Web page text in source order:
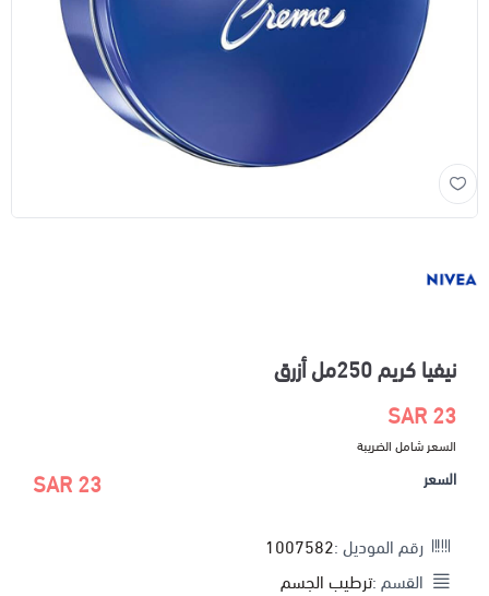
نيفيا كريم 250مل أزرق
23 SAR
السعر شامل الضريبة
السعر 23 SAR
رقم الموديل :1007582
القسم :ترطيب الجسم